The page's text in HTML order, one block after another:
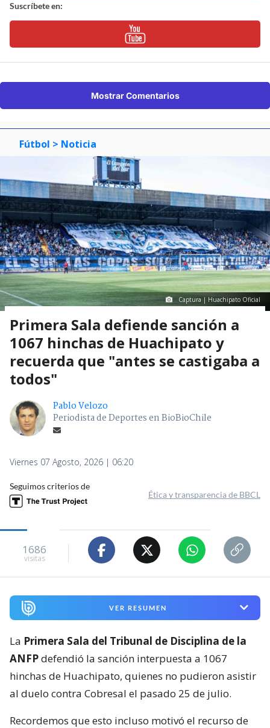
Suscríbete en:
Mostrar Comentarios
Fútbol > Noticia
Captura | Huachipato Oficial
Primera Sala defiende sanción a
1067 hinchas de Huachipato y
recuerda que "antes se castigaba a
todos"
Pablo Velozo
Periodista de Deportes en BioBioChile
Viernes 07 Agosto, 2026 | 06:20
Seguimos criterios de
Ética y transparencia de BBCL
1686
visitas
VER RESUMEN
La Primera Sala del Tribunal de Disciplina de la
ANFPdefendió la sanción interpuesta a 1067
hinchas de Huachipato, quienes no pudieron asistir
al duelo contra Cobresal el pasado 25 de julio.
Recordemos que esto incluso motivó el recurso de